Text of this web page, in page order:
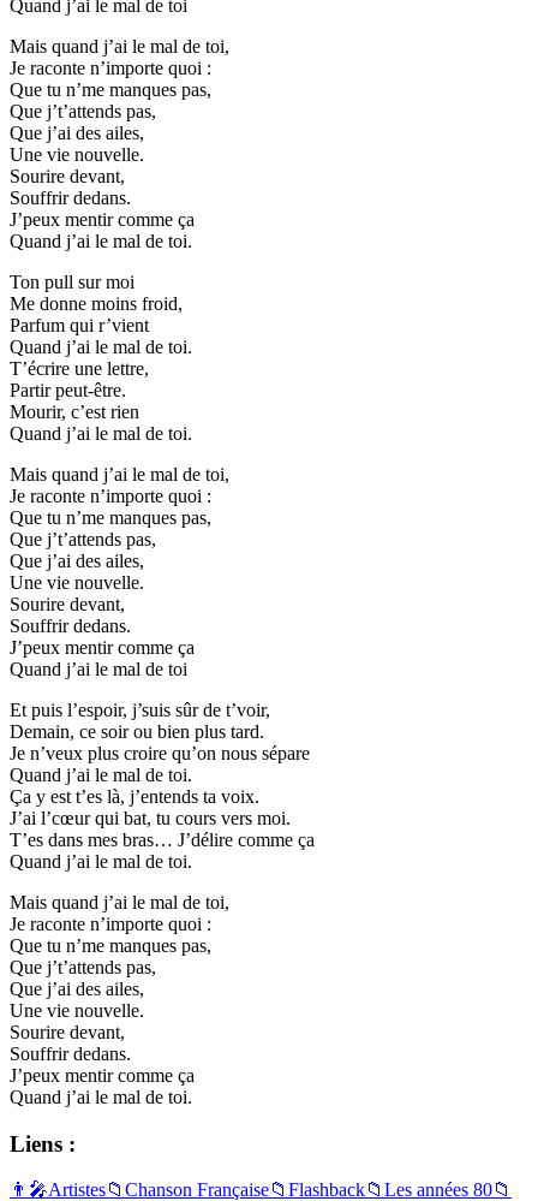
Quand j’ai le mal de toi
Mais quand j’ai le mal de toi,
Je raconte n’importe quoi :
Que tu n’me manques pas,
Que j’t’attends pas,
Que j’ai des ailes,
Une vie nouvelle.
Sourire devant,
Souffrir dedans.
J’peux mentir comme ça
Quand j’ai le mal de toi.
Ton pull sur moi
Me donne moins froid,
Parfum qui r’vient
Quand j’ai le mal de toi.
T’écrire une lettre,
Partir peut-être.
Mourir, c’est rien
Quand j’ai le mal de toi.
Mais quand j’ai le mal de toi,
Je raconte n’importe quoi :
Que tu n’me manques pas,
Que j’t’attends pas,
Que j’ai des ailes,
Une vie nouvelle.
Sourire devant,
Souffrir dedans.
J’peux mentir comme ça
Quand j’ai le mal de toi
Et puis l’espoir, j’suis sûr de t’voir,
Demain, ce soir ou bien plus tard.
Je n’veux plus croire qu’on nous sépare
Quand j’ai le mal de toi.
Ça y est t’es là, j’entends ta voix.
J’ai l’cœur qui bat, tu cours vers moi.
T’es dans mes bras… J’délire comme ça
Quand j’ai le mal de toi.
Mais quand j’ai le mal de toi,
Je raconte n’importe quoi :
Que tu n’me manques pas,
Que j’t’attends pas,
Que j’ai des ailes,
Une vie nouvelle.
Sourire devant,
Souffrir dedans.
J’peux mentir comme ça
Quand j’ai le mal de toi.
Liens :
👨‍🎤Artistes📁 Chanson Française📁 Flashback📁 Les années 80📁